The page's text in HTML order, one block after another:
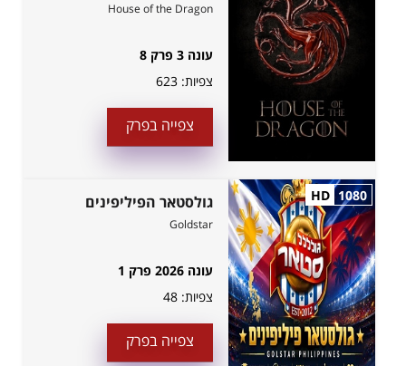
House of the Dragon
עונה 3 פרק 8
צפיות: 623
צפייה בפרק
1080
HD גולסטאר הפיליפינים
Goldstar
עונה 2026 פרק 1
צפיות: 48
צפייה בפרק